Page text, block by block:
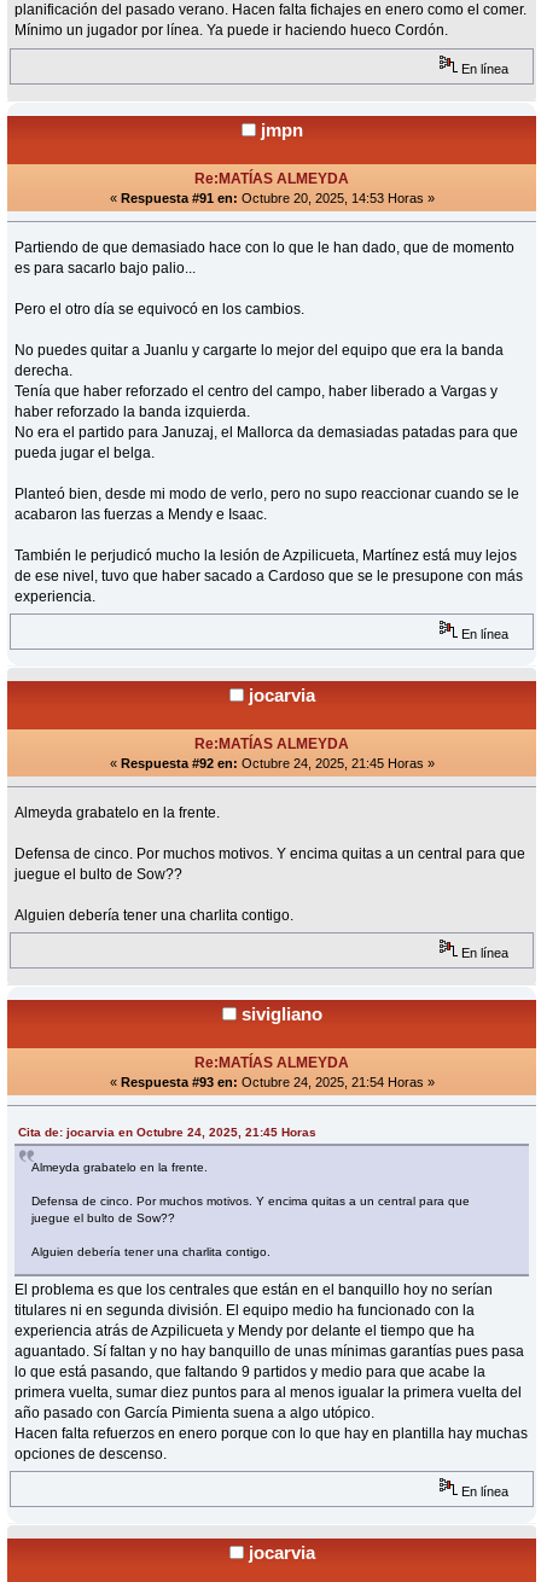
planificación del pasado verano. Hacen falta fichajes en enero como el comer.
Mínimo un jugador por línea. Ya puede ir haciendo hueco Cordón.
En línea
jmpn
Re:MATÍAS ALMEYDA
« Respuesta #91 en: Octubre 20, 2025, 14:53 Horas »
Partiendo de que demasiado hace con lo que le han dado, que de momento
es para sacarlo bajo palio...
Pero el otro día se equivocó en los cambios.
No puedes quitar a Juanlu y cargarte lo mejor del equipo que era la banda
derecha.
Tenía que haber reforzado el centro del campo, haber liberado a Vargas y
haber reforzado la banda izquierda.
No era el partido para Januzaj, el Mallorca da demasiadas patadas para que
pueda jugar el belga.
Planteó bien, desde mi modo de verlo, pero no supo reaccionar cuando se le
acabaron las fuerzas a Mendy e Isaac.
También le perjudicó mucho la lesión de Azpilicueta, Martínez está muy lejos
de ese nivel, tuvo que haber sacado a Cardoso que se le presupone con más
experiencia.
En línea
jocarvia
Re:MATÍAS ALMEYDA
« Respuesta #92 en: Octubre 24, 2025, 21:45 Horas »
Almeyda grabatelo en la frente.
Defensa de cinco. Por muchos motivos. Y encima quitas a un central para que
juegue el bulto de Sow??
Alguien debería tener una charlita contigo.
En línea
sivigliano
Re:MATÍAS ALMEYDA
« Respuesta #93 en: Octubre 24, 2025, 21:54 Horas »
Cita de: jocarvia en Octubre 24, 2025, 21:45 Horas
Almeyda grabatelo en la frente.
Defensa de cinco. Por muchos motivos. Y encima quitas a un central para que
juegue el bulto de Sow??
Alguien debería tener una charlita contigo.
El problema es que los centrales que están en el banquillo hoy no serían
titulares ni en segunda división. El equipo medio ha funcionado con la
experiencia atrás de Azpilicueta y Mendy por delante el tiempo que ha
aguantado. Sí faltan y no hay banquillo de unas mínimas garantías pues pasa
lo que está pasando, que faltando 9 partidos y medio para que acabe la
primera vuelta, sumar diez puntos para al menos igualar la primera vuelta del
año pasado con García Pimienta suena a algo utópico.
Hacen falta refuerzos en enero porque con lo que hay en plantilla hay muchas
opciones de descenso.
En línea
jocarvia